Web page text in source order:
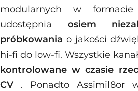
modularnych w formacie
udostępnia osiem
próbkowania o jakości
hi-fi do low-fi. Wszystkie
kontrolowane w czasie
CV . Ponadto Assimil8or